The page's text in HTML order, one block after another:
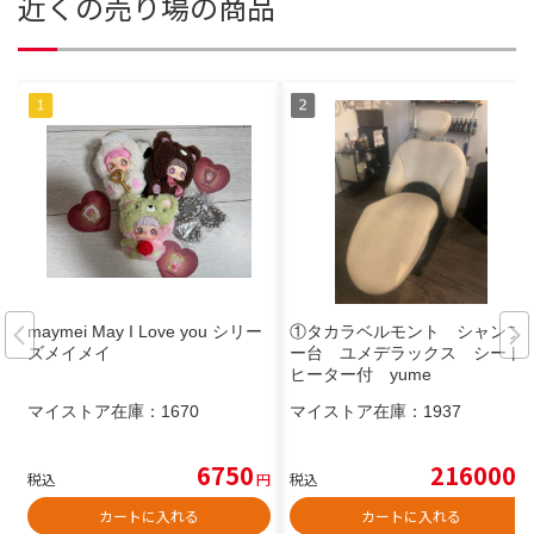
maymei May I Love you シリー
ズメイメイ
マイストア在庫： 1670
税込 6750円
カートに入れる
①タカラベルモント シャンプ
ー台 ユメデラックス シート
ヒーター付 yume
マイストア在庫： 1937
税込 216000
カートに入れる